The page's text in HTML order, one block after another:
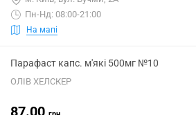
Пн-Нд: 08:00-21:00
На мапі
Парафаст капс. м'які 500мг №10
ОЛІВ ХЕЛСКЕР
87.00